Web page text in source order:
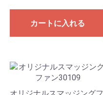
カートに入れる